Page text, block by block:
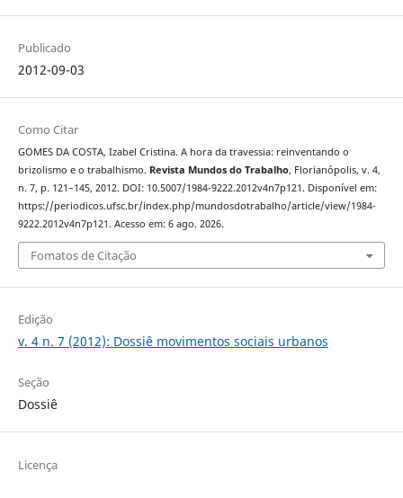
Publicado
2012-09-03
Como Citar
GOMES DA COSTA, Izabel Cristina. A hora da travessia: reinventando o
brizolismo e o trabalhismo. Revista Mundos do Trabalho, Florianópolis, v. 4,
n. 7, p. 121–145, 2012. DOI: 10.5007/1984-9222.2012v4n7p121. Disponível em:
https://periodicos.ufsc.br/index.php/mundosdotrabalho/article/view/1984-
9222.2012v4n7p121. Acesso em: 6 ago. 2026.
Fomatos de Citação
Edição
v. 4 n. 7 (2012): Dossiê movimentos sociais urbanos
Seção
Dossiê
Licença